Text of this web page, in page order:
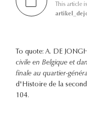
This article
To quote: A. DE
civile en Belgique et
finale au quartier-
d'Histoire de la
104.